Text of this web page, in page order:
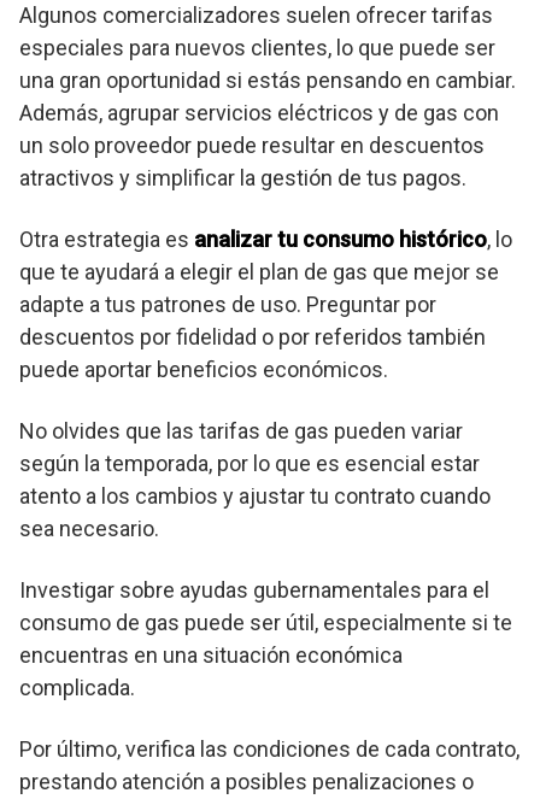
Algunos comercializadores suelen ofrecer tarifas
especiales para nuevos clientes, lo que puede ser
una gran oportunidad si estás pensando en cambiar.
Además, agrupar servicios eléctricos y de gas con
un solo proveedor puede resultar en descuentos
atractivos y simplificar la gestión de tus pagos.
Otra estrategia es analizar tu consumo histórico, lo
que te ayudará a elegir el plan de gas que mejor se
adapte a tus patrones de uso. Preguntar por
descuentos por fidelidad o por referidos también
puede aportar beneficios económicos.
No olvides que las tarifas de gas pueden variar
según la temporada, por lo que es esencial estar
atento a los cambios y ajustar tu contrato cuando
sea necesario.
Investigar sobre ayudas gubernamentales para el
consumo de gas puede ser útil, especialmente si te
encuentras en una situación económica
complicada.
Por último, verifica las condiciones de cada contrato,
prestando atención a posibles penalizaciones o